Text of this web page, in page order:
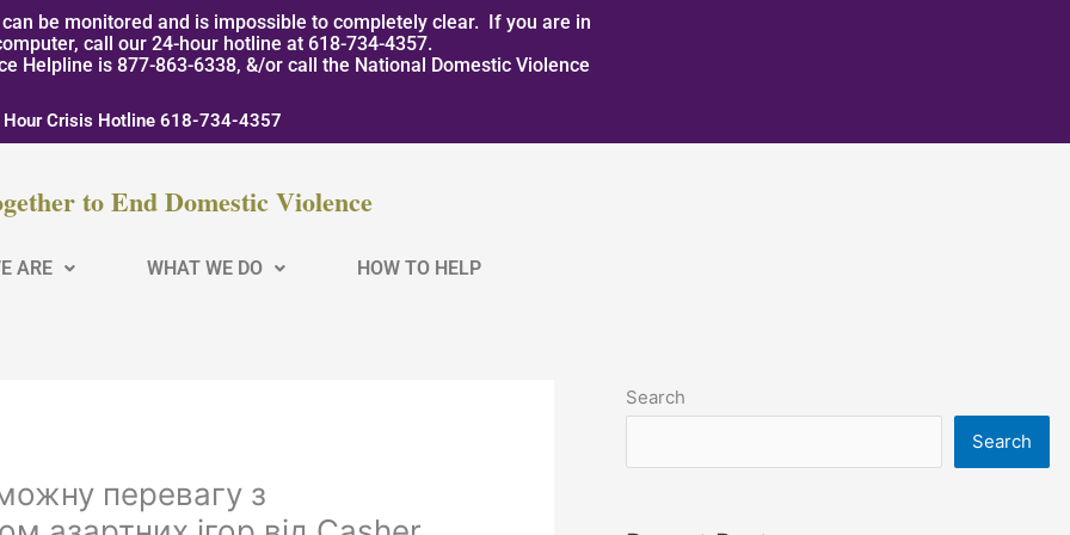
be monitored and is impossible to completely clear. If you are in
call our 24-hour hotline at 618-734-4357.
Helpline is 877-863-6338, &/or call the National Domestic Violence
Crisis Hotline 618-734-4357
to End Domestic Violence
ARE WHAT WE DO HOW TO HELP
перевагу з
Search
Search